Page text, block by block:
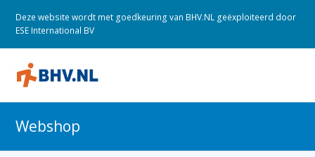
Deze website wordt met goedkeuring van BHV.NL geëxploiteerd door
ESE International BV
Webshop